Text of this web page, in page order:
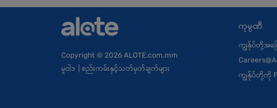
Copyright © 2026 ALOTE.com.mm
မူဝါဒ
စည်းကမ်းနှင့်သတ်မှတ်ချက်များ
ကုမ္ပဏီ
ကျွန်ုပ်တို့အကြ
ကျွန်ုပ်တို့ကို